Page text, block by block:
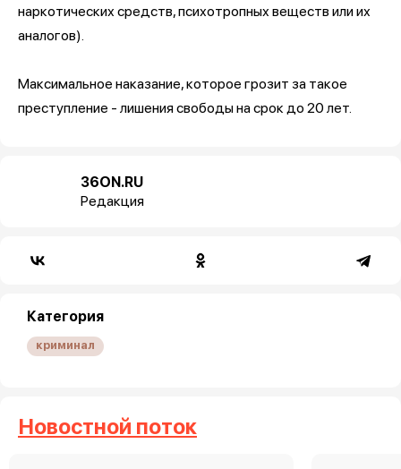
наркотических средств, психотропных веществ или их
аналогов).
Максимальное наказание, которое грозит за такое
преступление - лишения свободы на срок до 20 лет.
36ON.RU
Редакция
Категория
криминал
Новостной поток